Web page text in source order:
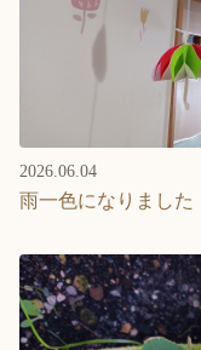
2026.06.04
雨一色になりました